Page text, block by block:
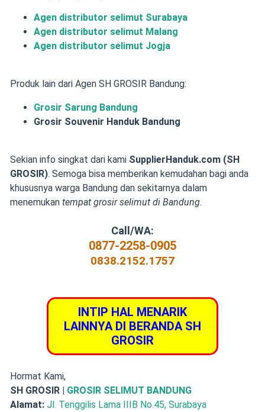
Agen distributor selimut Surabaya
Agen distributor selimut Malang
Agen distributor selimut Jogja
Produk lain dari Agen SH GROSIR Bandung:
Grosir Sarung Bandung
Grosir Souvenir Handuk Bandung
Sekian info singkat dari kami SupplierHanduk.com (SH
GROSIR). Semoga bisa memberikan kemudahan bagi anda
khususnya warga Bandung dan sekitarnya dalam
menemukan tempat grosir selimut di Bandung.
Call/WA:
0877-2258-0905
0838.2152.1757
INTIP HAL MENARIK
LAINNYA DI BERANDA SH
GROSIR
Hormat Kami,
SH GROSIR | GROSIR SELIMUT BANDUNG
Alamat: Jl. Tenggilis Lama IIIB No.45, Surabaya